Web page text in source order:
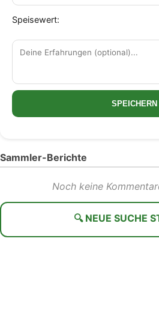
Speisewert:
SPEICHERN
Sammler-Berichte
Noch keine
🔍 NEUE SUCHE